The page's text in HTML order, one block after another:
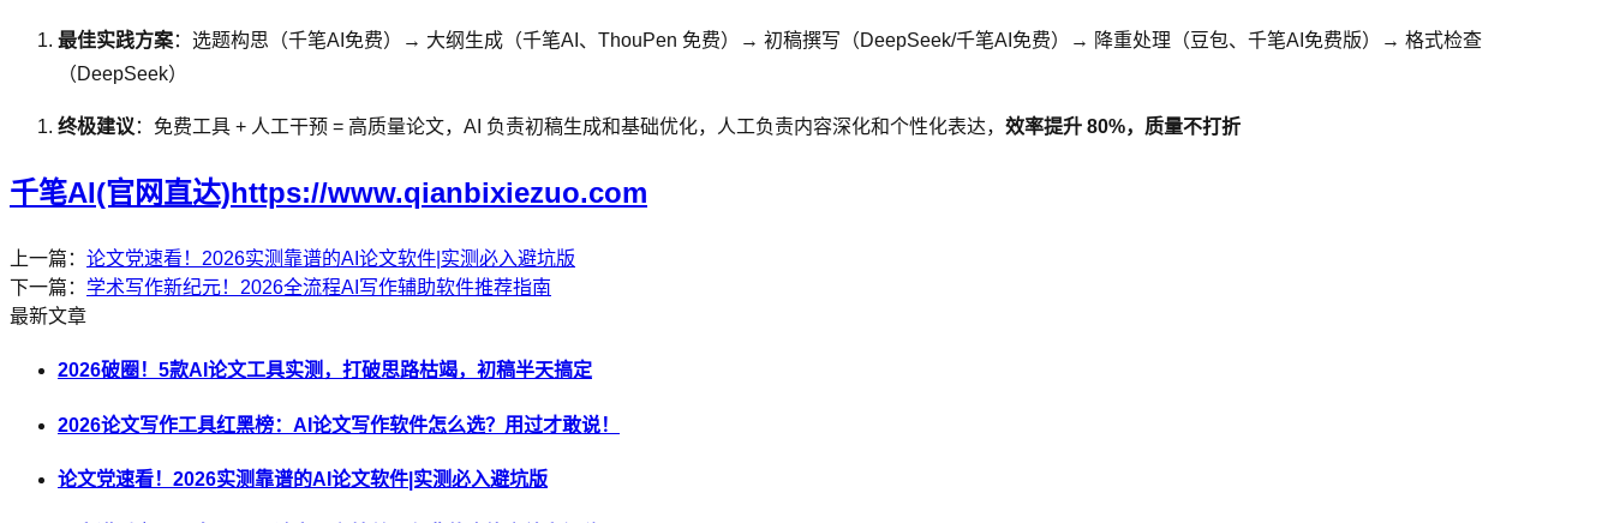
最佳实践方案：选题构思（千笔AI免费）→ 大纲生成（千笔AI、ThouPen 免费）→ 初稿撰写（DeepSeek/千笔AI免费）→ 降重处理（豆包、千笔AI免费版）→ 格式检查
（DeepSeek）
终极建议 ：免费工具 + 人工干预 = 高质量论文，AI 负责初稿生成和基础优化，人工负责内容深化和个性化表达， 效率提升 80%，质量不打折
千笔AI(官网直达)https://www.qianbixiezuo.com
上一篇： 论文党速看！2026实测靠谱的AI论文软件|实测必入避坑版
下一篇： 学术写作新纪元！2026全流程AI写作辅助软件推荐指南
最新文章
2026破圈！5款AI论文工具实测，打破思路枯竭，初稿半天搞定
2026论文写作工具红黑榜：AI论文写作软件怎么选？用过才敢说！
论文党速看！2026实测靠谱的AI论文软件|实测必入避坑版